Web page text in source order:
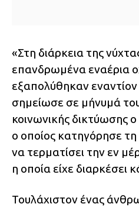
«Στη διάρκεια της
επανδρωμένα εναέρια
εξαπολύθηκαν
σημείωσε σε μήνυμά
κοινωνικής δικτύωσης
ο οποίος κατηγόρησε
να τερματίσει την εν
η οποία είχε διαρκέσει
Τουλάχιστον ένας